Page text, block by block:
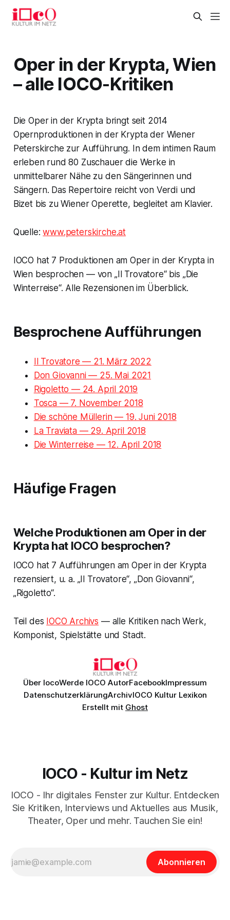
Oper in der Krypta, Wien
– alle IOCO-Kritiken
Die Oper in der Krypta bringt seit 2014
Opernproduktionen in der Krypta der Wiener
Peterskirche zur Aufführung. In dem intimen Raum
erleben rund 80 Zuschauer die Werke in
unmittelbarer Nähe zu den Sängerinnen und
Sängern. Das Repertoire reicht von Verdi und
Bizet bis zu Wiener Operette, begleitet am Klavier.
Quelle:www.peterskirche.at
IOCO hat 7 Produktionen am Oper in der Krypta in
Wien besprochen — von „Il Trovatore“ bis „Die
Winterreise“. Alle Rezensionen im Überblick.
Besprochene Aufführungen
Il Trovatore — 21. März 2022
Don Giovanni — 25. Mai 2021
Rigoletto — 24. April 2019
Tosca — 7. November 2018
Die schöne Müllerin — 19. Juni 2018
La Traviata — 29. April 2018
Die Winterreise — 12. April 2018
Häufige Fragen
Welche Produktionen am Oper in der
Krypta hat IOCO besprochen?
IOCO hat 7 Aufführungen am Oper in der Krypta
rezensiert, u. a. „Il Trovatore“, „Don Giovanni“,
„Rigoletto“.
Teil des IOCO Archivs — alle Kritiken nach Werk,
Komponist, Spielstätte und Stadt.
Über IocoWerde IOCO AutorFacebookImpressum
DatenschutzerklärungArchivIOCO Kultur Lexikon
Erstellt mit Ghost
IOCO - Kultur im Netz
IOCO - Ihr digitales Fenster zur Kultur. Entdecken
Sie Kritiken, Interviews und Aktuelles aus Musik,
Theater, Oper und mehr. Tauchen Sie ein!
Abonnieren